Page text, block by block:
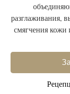
разглаживания,
смягчения кожи